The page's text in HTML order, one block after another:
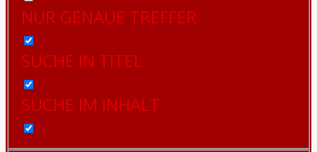
NUR GENAUE TREFFER
SUCHE IN TITEL
SUCHE IM INHALT